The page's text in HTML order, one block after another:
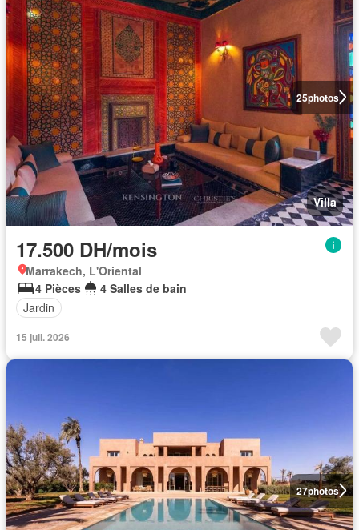
25photos
Villa
17.500 DH/mois
Marrakech, L'Oriental
4 Pièces
4 Salles de bain
Jardin
15 juil. 2026
27photos